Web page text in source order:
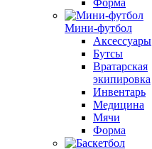
Форма
Мини-футбол
Аксессуары
Бутсы
Вратарская
экипировка
Инвентарь
Медицина
Мячи
Форма